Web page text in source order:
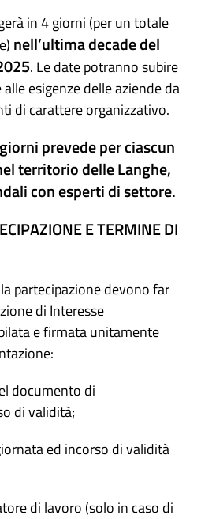
in 4 giorni (per un totale
nell’ultima decade del
. Le date potranno subire
esigenze delle aziende da
di carattere organizzativo.
prevede per ciascun
territorio delle Langhe,
con esperti di settore.
E TERMINE DI
partecipazione devono far
di Interesse
e firmata unitamente
documento di
di validità;
ed incorso di validità
di lavoro (solo in caso di